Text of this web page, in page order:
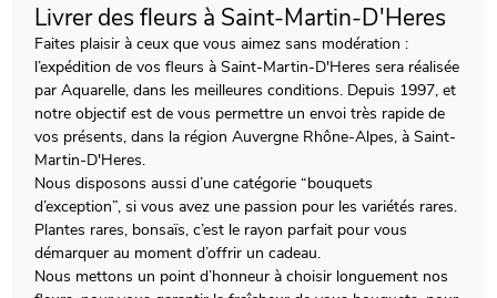
Livrer des fleurs à Saint-Martin-D'Heres
Faites plaisir à ceux que vous aimez sans modération :
l’expédition de vos fleurs à Saint-Martin-D'Heres sera réalisée
par Aquarelle, dans les meilleures conditions. Depuis 1997, et
notre objectif est de vous permettre un envoi très rapide de
vos présents, dans la région Auvergne Rhône-Alpes, à Saint-
Martin-D'Heres.
Nous disposons aussi d’une catégorie “bouquets
d’exception”, si vous avez une passion pour les variétés rares.
Plantes rares, bonsaïs, c’est le rayon parfait pour vous
démarquer au moment d’offrir un cadeau.
Nous mettons un point d’honneur à choisir longuement nos